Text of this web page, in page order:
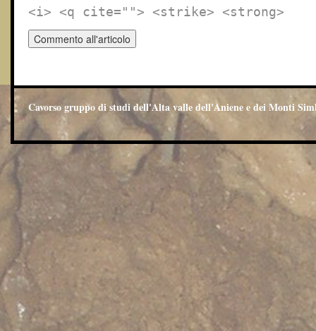
<i> <q cite=""> <strike> <strong>
Cavorso gruppo di studi dell'Alta valle dell'Aniene e dei Monti